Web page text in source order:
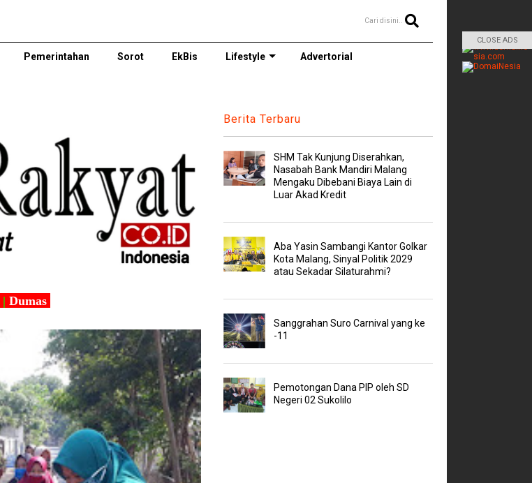
Cari disini..
Pemerintahan Sorot EkBis Lifestyle Advertorial
| Dumas
Berita Terbaru
SHM Tak Kunjung Diserahkan,
Nasabah Bank Mandiri Malang
Mengaku Dibebani Biaya Lain di
Luar Akad Kredit
Aba Yasin Sambangi Kantor Golkar
Kota Malang, Sinyal Politik 2029
atau Sekadar Silaturahmi?
Sanggrahan Suro Carnival yang ke
-11
Pemotongan Dana PIP oleh SD
Negeri 02 Sukolilo
CLOSE ADS